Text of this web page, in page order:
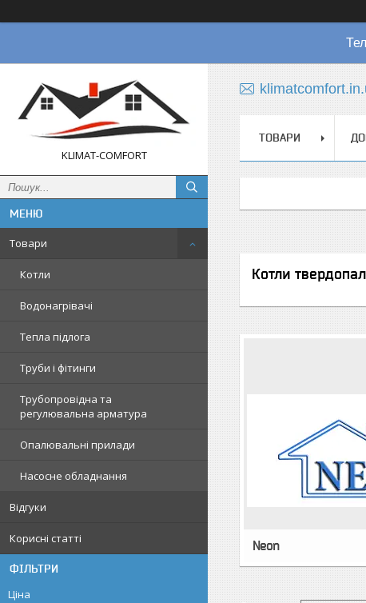
KLIMAT-COMFORT
Товари
Котли
Водонагрівачі
Тепла підлога
Труби і фітинги
Трубопровідна та
регулювальна арматура
Опалювальні прилади
Насосне обладнання
Відгуки
Корисні статті
ФІЛЬТРИ
Ціна
ТОВАРИ
Котли
Neon